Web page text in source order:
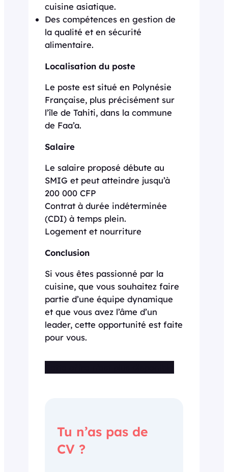
cuisine asiatique.
Des compétences en gestion de
la qualité et en sécurité
alimentaire.
Localisation du poste
Le poste est situé en Polynésie
Française, plus précisément sur
l’île de Tahiti, dans la commune
de Faa’a.
Salaire
Le salaire proposé débute au
SMIG et peut atteindre jusqu’à
200 000 CFP
Contrat à durée indéterminée
(CDI) à temps plein.
Logement et nourriture
Conclusion
Si vous êtes passionné par la
cuisine, que vous souhaitez faire
partie d’une équipe dynamique
et que vous avez l’âme d’un
leader, cette opportunité est faite
pour vous.
Tu n’as pas de
CV ?